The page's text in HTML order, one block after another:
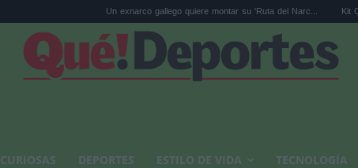
Un exnarco gallego quiere montar su 'Ruta del Narc... Kit Connor será
CURIOSAS DEPORTES ESTILO DE VIDA TECNOLOGÍA